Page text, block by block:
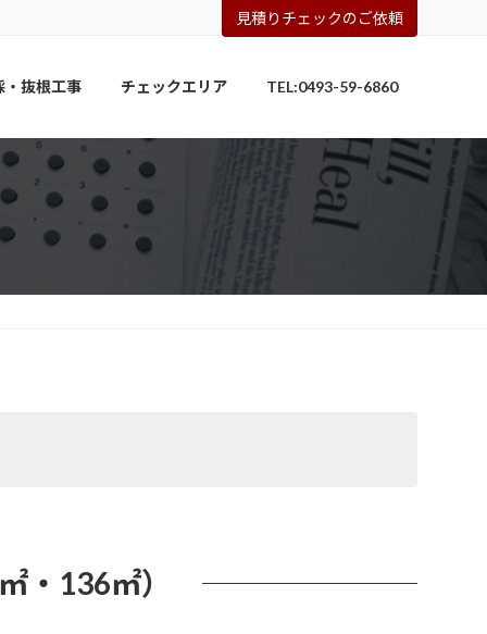
見積りチェックのご依頼
・抜根工事 チェックエリア TEL:0493-59-6860
・136㎡）